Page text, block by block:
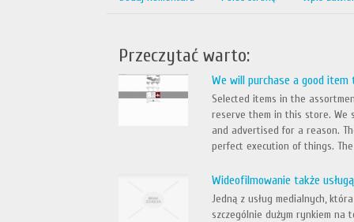
Przeczytać warto:
We will purchase a good item
Selected items in the
reserve them in this store. We
and advertised for a reason.
perfect execution of things.
Wideofilmowanie także
Jedną z usług medialnych,
szczególnie dużym rynkiem na